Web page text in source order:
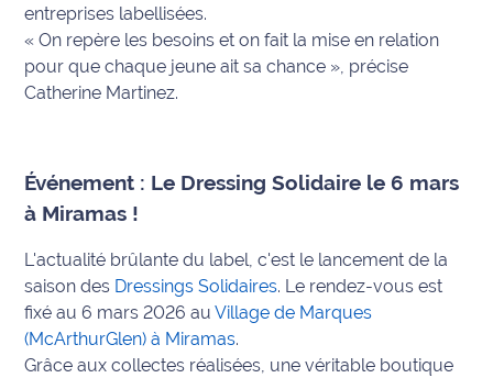
C'est
mon
club
Bon
sortie
Nous
contacter
entreprises labellisées.
« On repère les besoins et on fait la mise en relation
pour que chaque jeune ait sa chance », précise
Catherine Martinez.
Événement : Le Dressing Solidaire le 6 mars
à Miramas !
L'actualité brûlante du label, c'est le lancement de la
saison des Dressings Solidaires. Le rendez-vous est
fixé au 6 mars 2026 auVillage de Marques
(McArthurGlen) à Miramas.
Grâce aux collectes réalisées, une véritable boutique